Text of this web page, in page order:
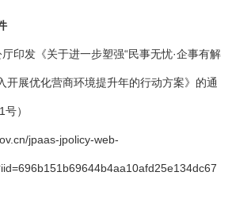
印发《关于进一步塑强“民事无忧·企事有解
开展优化营商环境提升年的行动方案》的通
）
jpaas-jpolicy-web-